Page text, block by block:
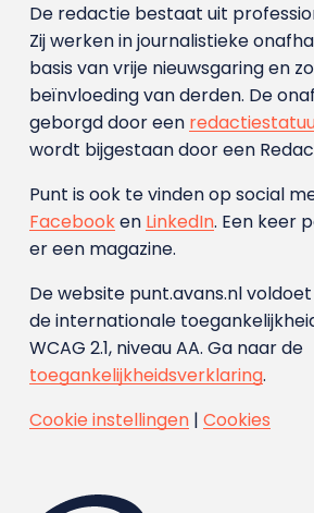
De redactie bestaat uit
Zij werken in journalistieke
basis van vrije nieuwsgaring en
beïnvloeding van derden. De
geborgd door een
wordt bijgestaan door een
Punt is ook te vinden op social
Facebooken LinkedIn. Een keer
er een magazine.
De website punt.avans.nl
de internationale
WCAG 2.1, niveau AA. Ga naar de
toegankelijkheidsverklaring.
Cookie instellingen| Cookies